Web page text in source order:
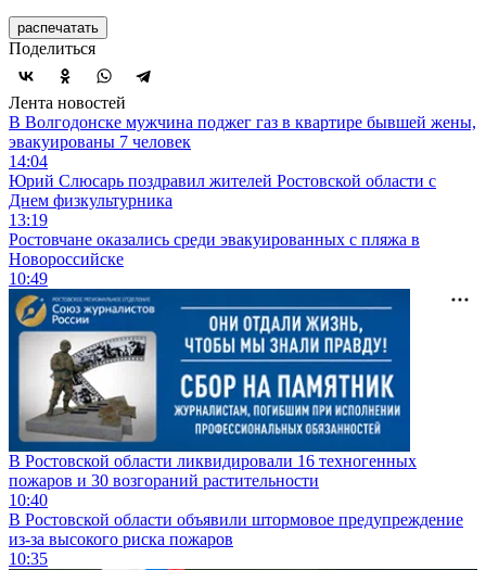
распечатать
Поделиться
Лента новостей
В Волгодонске мужчина поджег газ в квартире бывшей жены,
эвакуированы 7 человек
14:04
Юрий Слюсарь поздравил жителей Ростовской области с
Днем физкультурника
13:19
Ростовчане оказались среди эвакуированных с пляжа в
Новороссийске
10:49
В Ростовской области ликвидировали 16 техногенных
пожаров и 30 возгораний растительности
10:40
В Ростовской области объявили штормовое предупреждение
из-за высокого риска пожаров
10:35